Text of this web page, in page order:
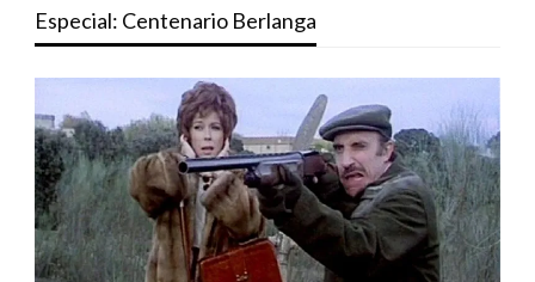
Especial: Centenario Berlanga